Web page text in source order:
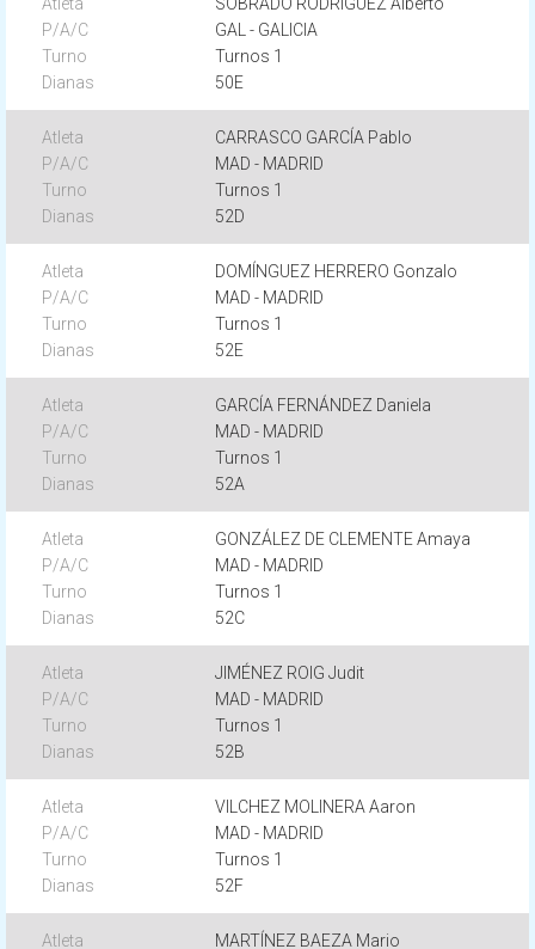
GAL - GALICIA
Turnos 1
50E
CARRASCO GARCÍA Pablo
MAD - MADRID
Turnos 1
52D
DOMÍNGUEZ HERRERO Gonzalo
MAD - MADRID
Turnos 1
52E
GARCÍA FERNÁNDEZ Daniela
MAD - MADRID
Turnos 1
52A
GONZÁLEZ DE CLEMENTE Amaya
MAD - MADRID
Turnos 1
52C
JIMÉNEZ ROIG Judit
MAD - MADRID
Turnos 1
52B
VILCHEZ MOLINERA Aaron
MAD - MADRID
Turnos 1
52F
MARTÍNEZ BAEZA Mario